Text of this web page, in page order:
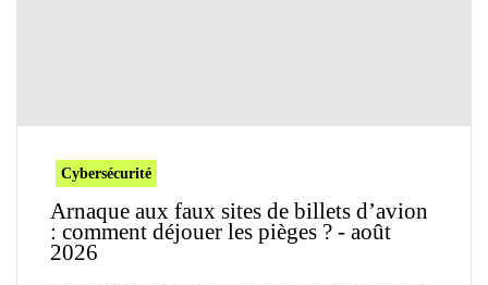
Cybersécurité
Arnaque aux faux sites de billets d’avion
: comment déjouer les pièges ? - août
2026